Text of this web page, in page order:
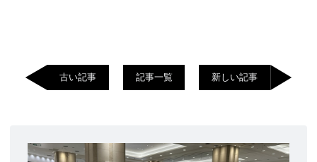
古い記事 記事一覧 新しい記事